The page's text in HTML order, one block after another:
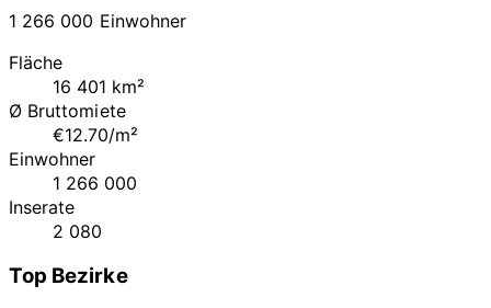
1 266 000 Einwohner
Fläche
16 401 km²
Ø Bruttomiete
€12.70/m²
Einwohner
1 266 000
Inserate
2 080
Top Bezirke